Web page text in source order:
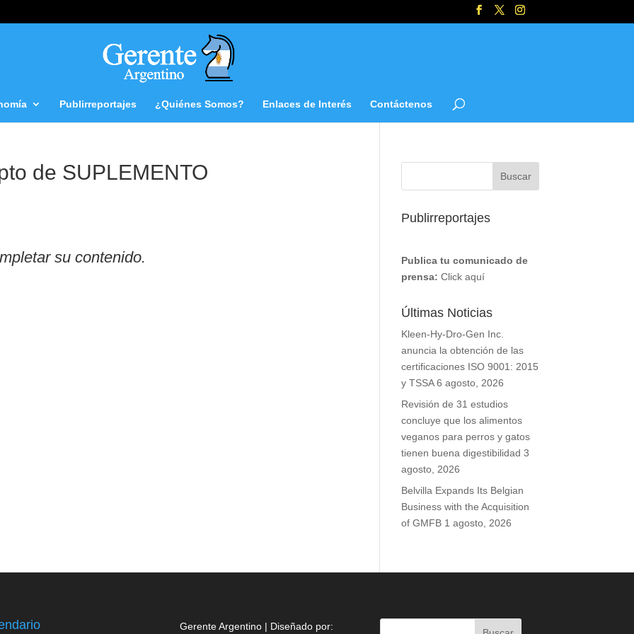
Publirreportajes ¿Quiénes Somos? Enlaces de Interés Contáctenos
de SUPLEMENTO
su contenido.
Publirreportajes
Publica tu comunicado de
prensa: Click aquí
Últimas Noticias
Kleen-Hy-Dro-Gen Inc.
anuncia la obtención de las
certificaciones ISO 9001: 2015
y TSSA 6 agosto, 2026
Revisión de 31 estudios
concluye que los alimentos
veganos para perros y gatos
tienen buena digestibilidad 3
agosto, 2026
Belvilla Expands Its Belgian
Business with the Acquisition
of GMFB 1 agosto, 2026
Gerente Argentino | Diseñado por: